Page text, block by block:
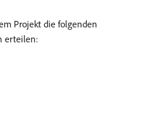
Projekt die folgenden
erteilen: